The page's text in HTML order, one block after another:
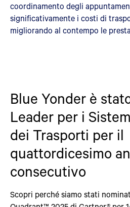
coordinamento degli
significativamente i costi di
migliorando al contempo le
Blue Yonder è
Leader per i
dei Trasporti per il
quattordicesimo
consecutivo
Scopri perché siamo stati